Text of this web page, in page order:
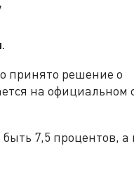
принято решение о
на официальном
7,5 процентов, а